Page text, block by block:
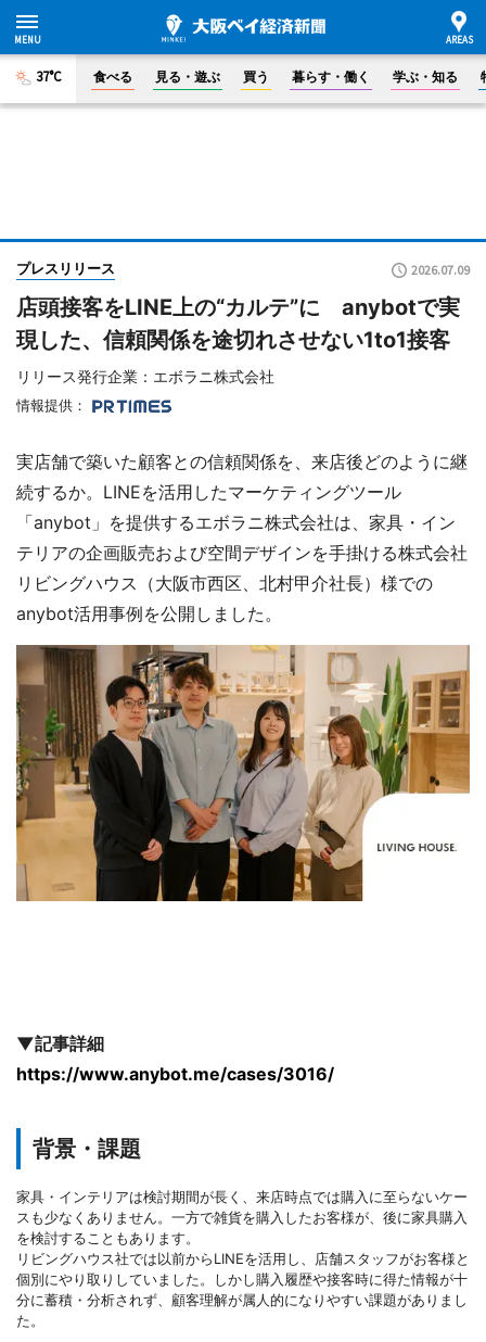
37°C 食べる 見る・遊ぶ 買う 暮らす・働く 学ぶ・知る
プレスリリース 2026.07.09
店頭接客をLINE上の“カルテ”に anybotで実
現した、信頼関係を途切れさせない1to1接客
リリース発行企業：エボラニ株式会社
情報提供：
実店舗で築いた顧客との信頼関係を、来店後どのように継
続するか。LINEを活用したマーケティングツール
「anybot」を提供するエボラニ株式会社は、家具・イン
テリアの企画販売および空間デザインを手掛ける株式会社
リビングハウス（大阪市西区、北村甲介社長）様での
anybot活用事例を公開しました。
▼記事詳細
https://www.anybot.me/cases/3016/
背景・課題
家具・インテリアは検討期間が長く、来店時点では購入に至らないケー
スも少なくありません。一方で雑貨を購入したお客様が、後に家具購入
を検討することもあります。
リビングハウス社では以前からLINEを活用し、店舗スタッフがお客様と
個別にやり取りしていました。しかし購入履歴や接客時に得た情報が十
分に蓄積・分析されず、顧客理解が属人的になりやすい課題がありまし
た。